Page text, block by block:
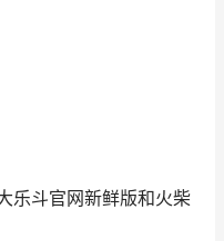
乐斗官网新鲜版和火柴